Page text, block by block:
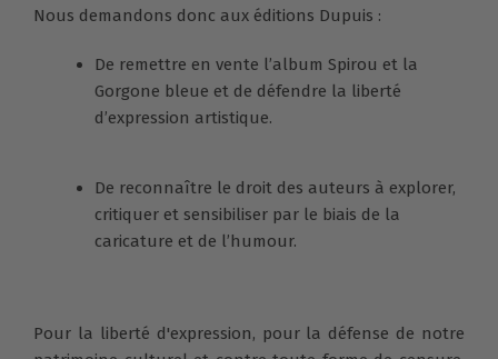
Nous demandons donc aux éditions Dupuis :
De remettre en vente l’album Spirou et la
Gorgone bleue et de défendre la liberté
d’expression artistique.
De reconnaître le droit des auteurs à explorer,
critiquer et sensibiliser par le biais de la
caricature et de l’humour.
Pour la liberté d'expression, pour la défense de notre